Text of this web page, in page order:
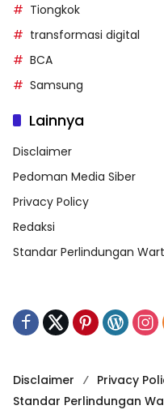
Tiongkok
transformasi digital
BCA
Samsung
Lainnya
Disclaimer
Pedoman Media Siber
Privacy Policy
Redaksi
Standar Perlindungan
Disclaimer Privacy
Standar Perlindungan